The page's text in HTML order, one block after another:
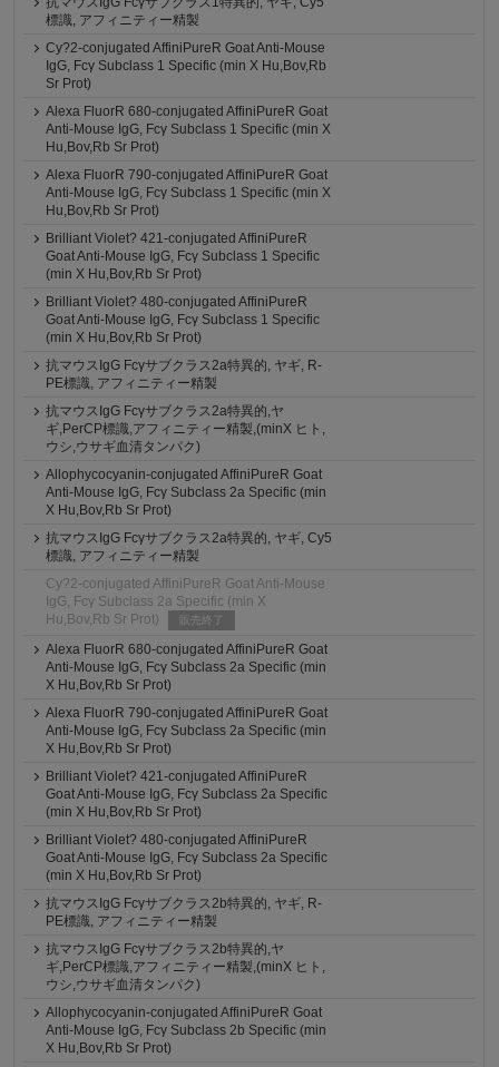
標識, アフィニティー精製
Cy?2-conjugated AffiniPureR Goat Anti-Mouse
IgG, Fcγ Subclass 1 Specific (min X Hu,Bov,Rb
Sr Prot)
Alexa FluorR 680-conjugated AffiniPureR Goat
Anti-Mouse IgG, Fcγ Subclass 1 Specific (min X
Hu,Bov,Rb Sr Prot)
Alexa FluorR 790-conjugated AffiniPureR Goat
Anti-Mouse IgG, Fcγ Subclass 1 Specific (min X
Hu,Bov,Rb Sr Prot)
Brilliant Violet? 421-conjugated AffiniPureR
Goat Anti-Mouse IgG, Fcγ Subclass 1 Specific
(min X Hu,Bov,Rb Sr Prot)
Brilliant Violet? 480-conjugated AffiniPureR
Goat Anti-Mouse IgG, Fcγ Subclass 1 Specific
(min X Hu,Bov,Rb Sr Prot)
抗マウスIgG Fcγサブクラス2a特異的, ヤギ, R-
PE標識, アフィニティー精製
抗マウスIgG Fcγサブクラス2a特異的,ヤ
ギ,PerCP標識,アフィニティー精製,(minX ヒト,
ウシ,ウサギ血清タンパク)
Allophycocyanin-conjugated AffiniPureR Goat
Anti-Mouse IgG, Fcγ Subclass 2a Specific (min
X Hu,Bov,Rb Sr Prot)
抗マウスIgG Fcγサブクラス2a特異的, ヤギ, Cy5
標識, アフィニティー精製
Cy?2-conjugated AffiniPureR Goat Anti-Mouse
IgG, Fcγ Subclass 2a Specific (min X
Hu,Bov,Rb Sr Prot)
販売終了
Alexa FluorR 680-conjugated AffiniPureR Goat
Anti-Mouse IgG, Fcγ Subclass 2a Specific (min
X Hu,Bov,Rb Sr Prot)
Alexa FluorR 790-conjugated AffiniPureR Goat
Anti-Mouse IgG, Fcγ Subclass 2a Specific (min
X Hu,Bov,Rb Sr Prot)
Brilliant Violet? 421-conjugated AffiniPureR
Goat Anti-Mouse IgG, Fcγ Subclass 2a Specific
(min X Hu,Bov,Rb Sr Prot)
Brilliant Violet? 480-conjugated AffiniPureR
Goat Anti-Mouse IgG, Fcγ Subclass 2a Specific
(min X Hu,Bov,Rb Sr Prot)
抗マウスIgG Fcγサブクラス2b特異的, ヤギ, R-
PE標識, アフィニティー精製
抗マウスIgG Fcγサブクラス2b特異的,ヤ
ギ,PerCP標識,アフィニティー精製,(minX ヒト,
ウシ,ウサギ血清タンパク)
Allophycocyanin-conjugated AffiniPureR Goat
Anti-Mouse IgG, Fcγ Subclass 2b Specific (min
X Hu,Bov,Rb Sr Prot)